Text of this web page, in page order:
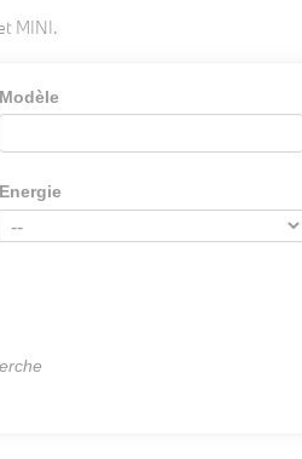
MINI.
Modèle
Energie